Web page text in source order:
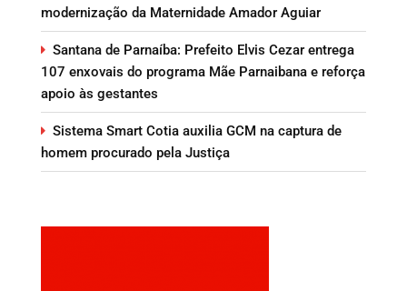
modernização da Maternidade Amador Aguiar
Santana de Parnaíba: Prefeito Elvis Cezar entrega
107 enxovais do programa Mãe Parnaibana e reforça
apoio às gestantes
Sistema Smart Cotia auxilia GCM na captura de
homem procurado pela Justiça